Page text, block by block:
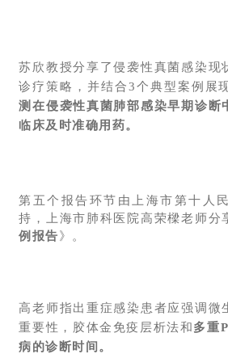
苏欣教授分享了侵袭性真菌感染现
诊疗策略，并结合3个典型案例展
测在侵袭性真菌肺部感染早期诊断
临床及时准确用药。
第五个报告环节由上海市第十人
持，上海市肺科医院高荣樑老师分
例报告》 。
高老师指出重症感染患者应强调微
重要性，胶体金免疫层析法和多重
病的诊断时间。